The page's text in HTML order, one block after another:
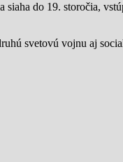
siaha do 19. storočia,
svetovú vojnu aj